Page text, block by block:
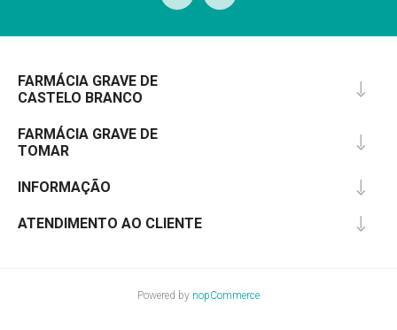
FARMÁCIA GRAVE DE
CASTELO BRANCO
FARMÁCIA GRAVE DE
TOMAR
INFORMAÇÃO
ATENDIMENTO AO CLIENTE
Powered by nopCommerce